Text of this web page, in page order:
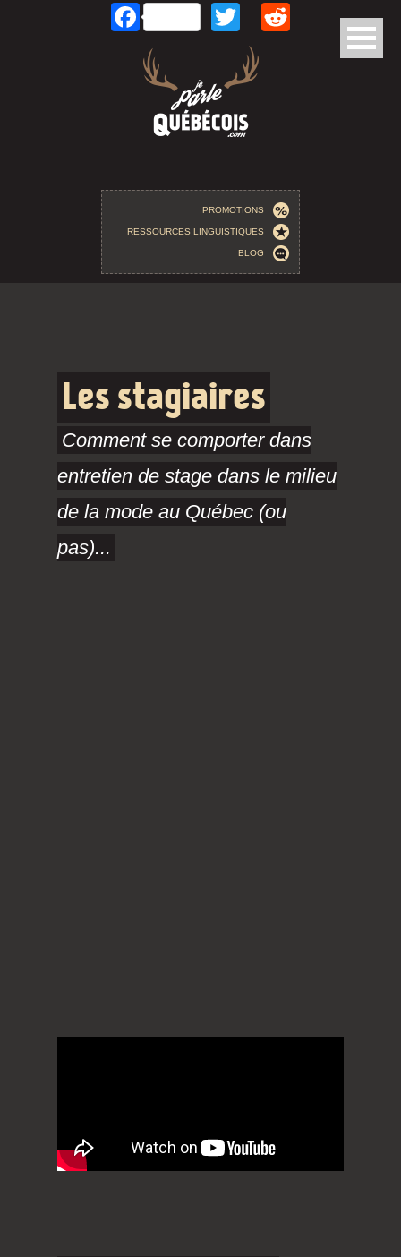
Aller au contenu principalFacebookTwitterReddit
PROMOTIONS
RESSOURCES LINGUISTIQUES
BLOG
Les stagiaires
Comment se comporter dans
entretien de stage dans le milieu
de la mode au Québec (ou
pas)...